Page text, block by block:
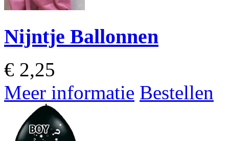
Nijntje Ballonnen
€ 2,25
Meer informatie Bestellen